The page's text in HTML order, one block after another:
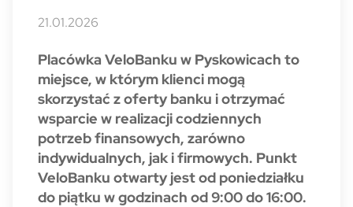
21.01.2026
Placówka VeloBanku w Pyskowicach to
miejsce, w którym klienci mogą
skorzystać z oferty banku i otrzymać
wsparcie w realizacji codziennych
potrzeb finansowych, zarówno
indywidualnych, jak i firmowych. Punkt
VeloBanku otwarty jest od poniedziałku
do piątku w godzinach od 9:00 do 16:00.